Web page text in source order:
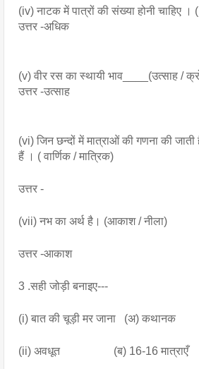
(iv) नाटक में पात्रों की संख्या होनी चाहिए
उत्तर -अधिक
(v) वीर रस का स्थायी भाव____(उत्साह /
उत्तर -उत्साह
(vi) जिन छन्दों में मात्राओं की गणना की
हैं । ( वार्णिक / मात्रिक)
उत्तर -
(vii) नभ का अर्थ है। (आकाश / नीला)
उत्तर -आकाश
3 .सही जोड़ी बनाइए---
(i) बात की चूड़ी मर जाना   (अ) कथानक
(ii) अवधूत                   (ब) 16-16 मात्राएँ